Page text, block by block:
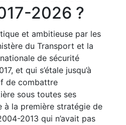
2026 ?
et ambitieuse par les
du Transport et la
de sécurité
et qui s’étale jusqu’à
de combattre
sous toutes ses
à la première stratégie de
2013 qui n’avait pas